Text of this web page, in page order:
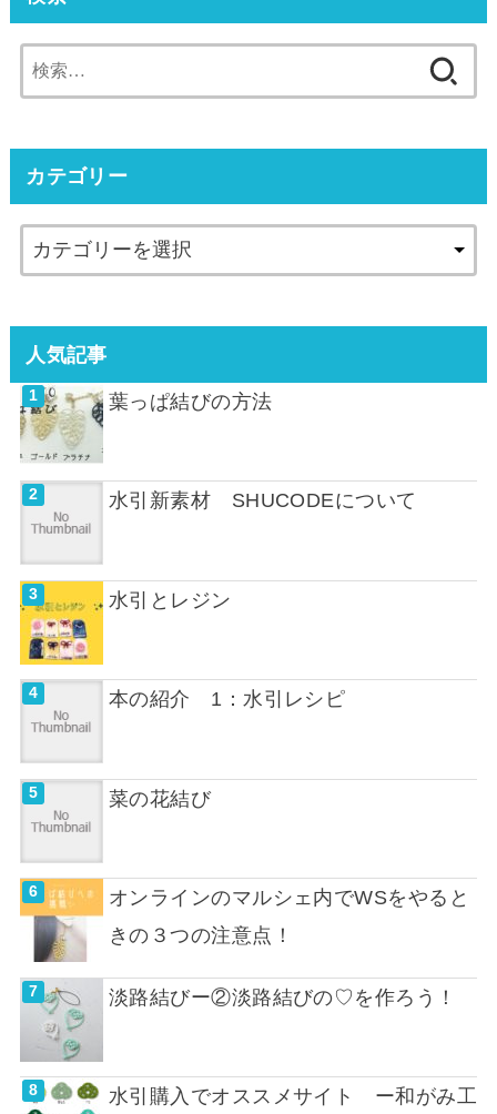
索:
カテゴリー
人気記事
葉っぱ結びの方法
水引新素材 SHUCODEについて
水引とレジン
本の紹介 1：水引レシピ
菜の花結び
オンラインのマルシェ内でWSをやると
きの３つの注意点！
淡路結びー②淡路結びの♡を作ろう！
水引購入でオススメサイト ー和がみ工